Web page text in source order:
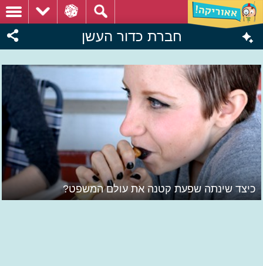
חברת כדור העשן
כיצד שינתה שפעת קטנה את עולם המשפט?